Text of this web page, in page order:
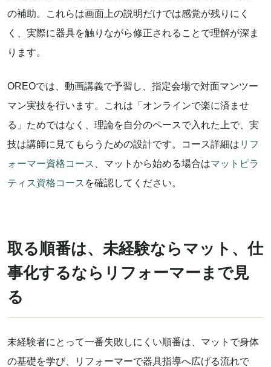
の補助。これらは画面上の説明だけでは感覚が残りにく
く、実際に器具を触りながら修正されることで理解が深ま
ります。
OREOでは、動画講義で予習し、指定会場で対面マンツー
マン実技を行います。これは「オンラインで楽に済ませ
る」ためではなく、理論を自分のペースで入れた上で、実
技は講師に見てもらうための設計です。コース詳細は リフ
ォーマー資格コース
、マットから始める場合はマットピラ
ティス資格コース を確認してください。
取る順番は、未経験ならマット、仕
事化するならリフォーマーまで見
る
未経験者にとって一番失敗しにくい順番は、マットで身体
の基礎を学び、リフォーマーで器具指導へ広げる流れで